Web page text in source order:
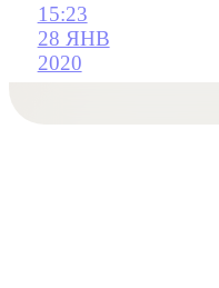
15:23
28 ЯНВ
2020